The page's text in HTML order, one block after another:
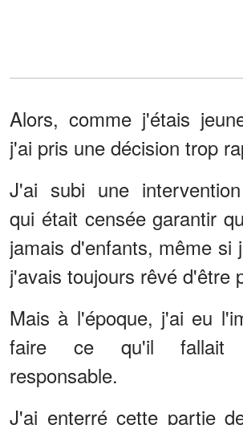
Alors, comme j'étais
j'ai pris une décision trop
J'ai subi une
qui était censée garantir
jamais d'enfants, même si
j'avais toujours rêvé d'être
Mais à l'époque, j'ai eu
faire ce qu'il fallait
responsable.
J'ai enterré cette partie